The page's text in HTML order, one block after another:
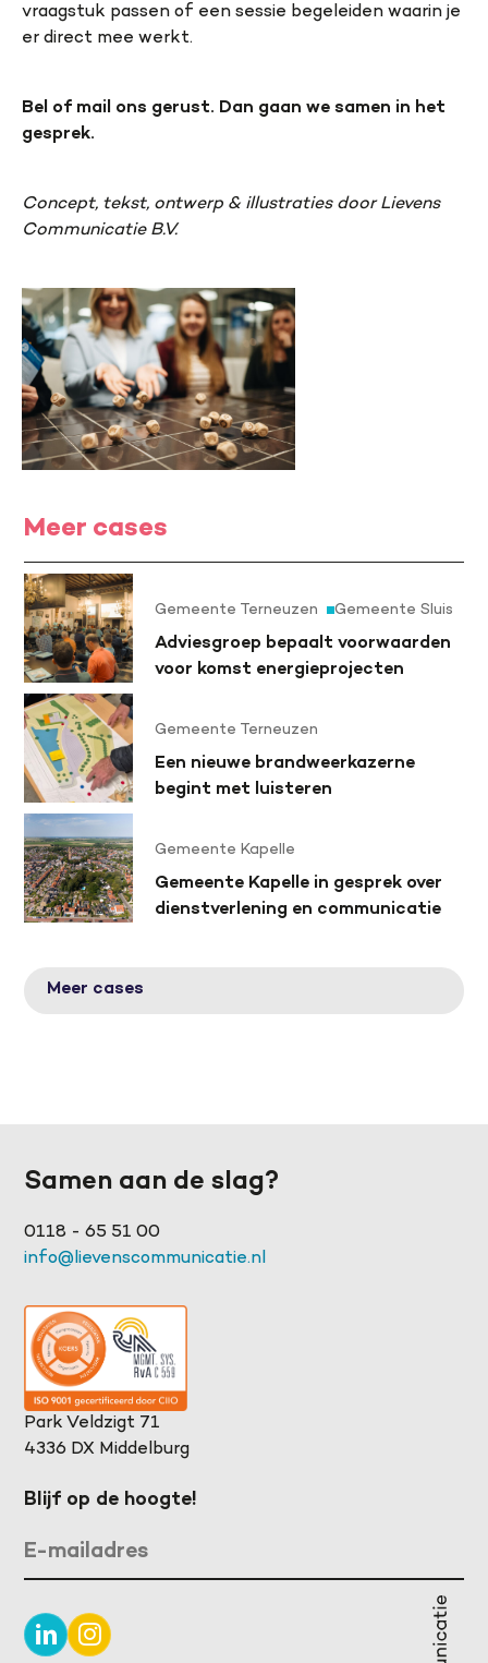
vraagstuk passen of een sessie begeleiden waarin je
er direct mee werkt.
Bel of mail ons gerust. Dan gaan we samen in het
gesprek.
Concept, tekst, ontwerp & illustraties door Lievens
Communicatie B.V.
Meer cases
Gemeente Terneuzen
Gemeente Sluis
Adviesgroep bepaalt voorwaarden
voor komst energieprojecten
Gemeente Terneuzen
Een nieuwe brandweerkazerne
begint met luisteren
Gemeente Kapelle
Gemeente Kapelle in gesprek over
dienstverlening en communicatie
Meer cases
Samen aan de slag?
0118 - 65 51 00
info@lievenscommunicatie.nl
Park Veldzigt 71
4336 DX Middelburg
Blijf op de hoogte!